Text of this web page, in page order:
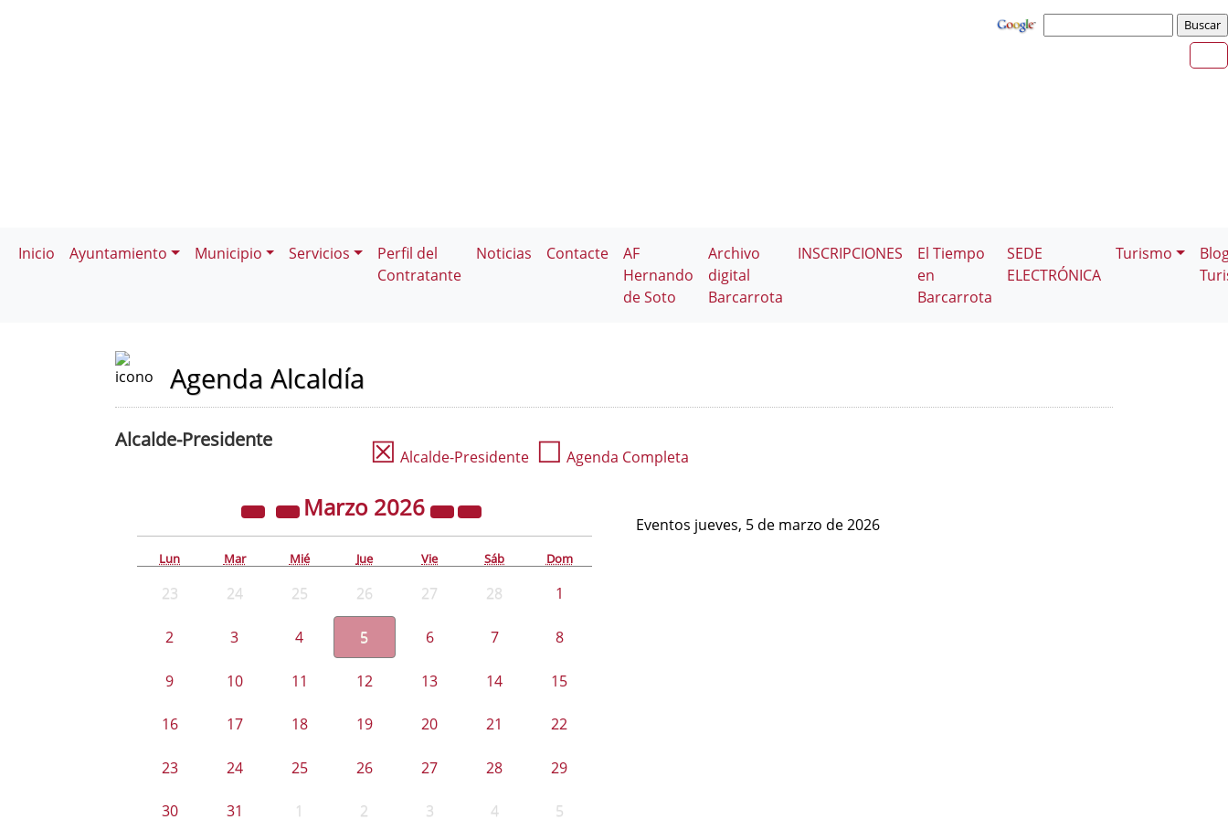
Inicio Ayuntamiento Municipio Servicios
Perfil del
Contratante
Noticias Contacte
AF
Hernando
de Soto
Archivo
digital
Barcarrota
INSCRIPCIONES
El Tiempo
en
Barcarrota
SEDE
ELECTRÓNICA
Turismo
Agenda Alcaldía
Alcalde-Presidente ☒ Alcalde-Presidente ☐ Agenda Completa
Marzo 2026
Lun Mar Mié Jue Vie Sáb Dom
23 24 25 26 27 28 1
2 3 4 5 6 7 8
9 10 11 12 13 14 15
16 17 18 19 20 21 22
23 24 25 26 27 28 29
30 31 1 2 3 4 5
Eventos jueves, 5 de marzo de 2026